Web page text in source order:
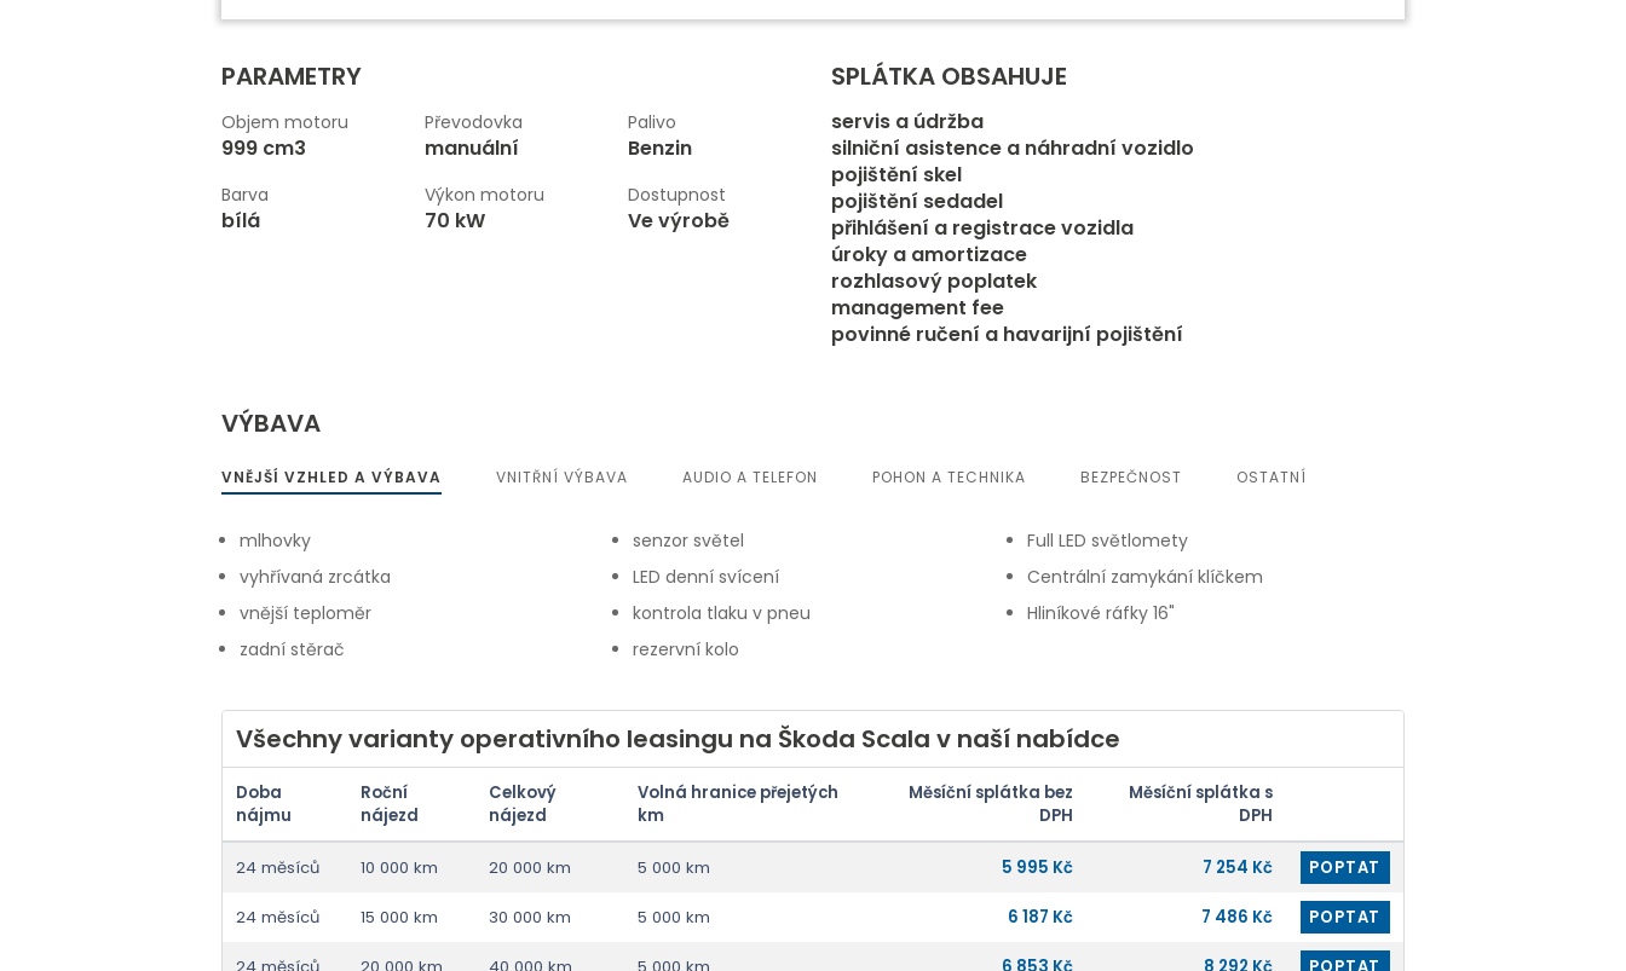
PARAMETRY
Objem motoru
999 cm3
Převodovka
manuální
Palivo
Benzin
Barva
bílá
Výkon motoru
70 kW
Dostupnost
Ve výrobě
SPLÁTKA OBSAHUJE
servis a údržba
silniční asistence a náhradní vozidlo
pojištění skel
pojištění sedadel
přihlášení a registrace vozidla
úroky a amortizace
rozhlasový poplatek
management fee
povinné ručení a havarijní pojištění
VÝBAVA
VNĚJŠÍ VZHLED A VÝBAVA VNITŘNÍ VÝBAVA AUDIO A TELEFON POHON A TECHNIKA BEZPEČNOST OSTATNÍ
mlhovky
vyhřívaná zrcátka
vnější teploměr
zadní stěrač
senzor světel
LED denní svícení
kontrola tlaku v pneu
rezervní kolo
Full LED světlomety
Centrální zamykání klíčkem
Hliníkové ráfky 16"
Všechny varianty operativního leasingu na Škoda Scala v naší nabídce
Doba
nájmu
Roční
nájezd
Celkový
nájezd
Volná hranice přejetých
km
Měsíční splátka bez
DPH
Měsíční splátka s
DPH
24 měsíců 10 000 km 20 000 km 5 000 km 5 995 Kč 7 254 Kč POPTAT
24 měsíců 15 000 km 30 000 km 5 000 km 6 187 Kč 7 486 Kč POPTAT